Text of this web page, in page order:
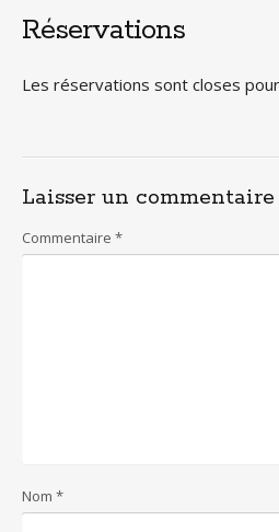
Réservations
Les réservations sont closes
Laisser un commentaire
Commentaire *
Nom *